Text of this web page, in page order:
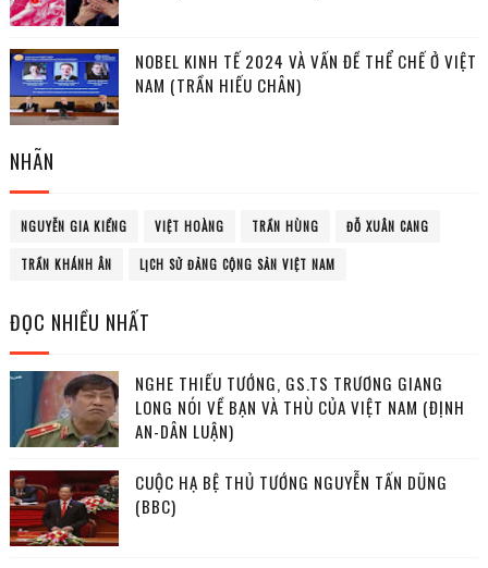
NOBEL KINH TẾ 2024 VÀ VẤN ĐỀ THỂ CHẾ Ở VIỆT
NAM (TRẦN HIẾU CHÂN)
NHÃN
NGUYỄN GIA KIỂNG VIỆT HOÀNG TRẦN HÙNG ĐỖ XUÂN CANG
TRẦN KHÁNH ÂN LỊCH SỬ ĐẢNG CỘNG SẢN VIỆT NAM
ĐỌC NHIỀU NHẤT
NGHE THIẾU TƯỚNG, GS.TS TRƯƠNG GIANG
LONG NÓI VỀ BẠN VÀ THÙ CỦA VIỆT NAM (ĐỊNH
AN-DÂN LUẬN)
CUỘC HẠ BỆ THỦ TƯỚNG NGUYỄN TẤN DŨNG
(BBC)